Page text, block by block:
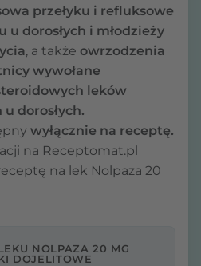
przełyku i refluksowe
u dorosłych i młodzieży
, a także owrzodzenia
wywołane
leków
dorosłych.
wyłącznie na receptę.
na Receptomat.pl
na lek Nolpaza 20
NOLPAZA 20 MG
DOJELITOWE